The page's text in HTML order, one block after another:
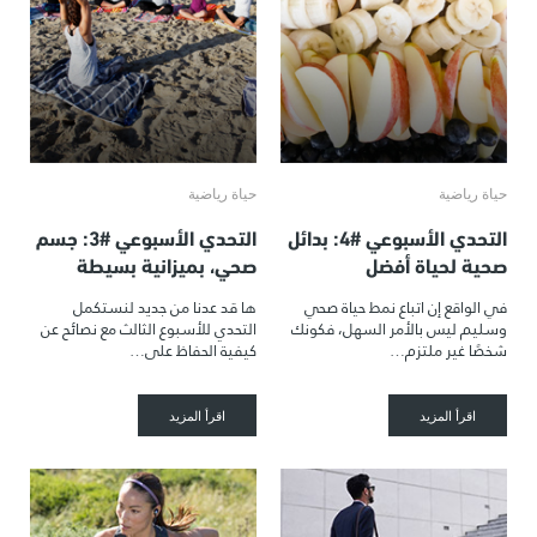
حياة رياضية
التحدي الأسبوعي #4: بدائل
صحية لحياة أفضل
في الواقع إن اتباع نمط حياة صحي
وسليم ليس بالأمر السهل، فكونك
شخصًا غير ملتزم…
اقرأ المزيد
حياة رياضية
التحدي الأسبوعي #3: جسم
صحي، بميزانية بسيطة
ها قد عدنا من جديد لنستكمل
التحدي للأسبوع الثالث مع نصائح عن
كيفية الحفاظ على…
اقرأ المزيد